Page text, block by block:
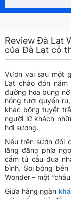
Review Đà Lạt
của Đà Lạt có
Vươn vai sau một
Lạt chào đón
đường hoa bung
hồng tươi quyến
khác bông tuyết
người lữ khách
hơi sương.
Nếu trên sườn đồi
lãng đãng phía
cẩm tú cầu đua
bình. Soi bóng
Wonder – một
Giữa hàng ngàn